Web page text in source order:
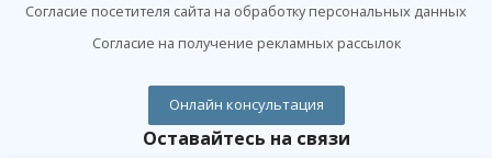
Согласие посетителя сайта на обработку персональных данных
Согласие на получение рекламных рассылок
Онлайн консультация
Оставайтесь на связи